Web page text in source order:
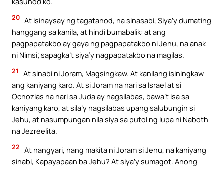
20 At isinaysay ng tagatanod, na sinasabi, Siya’y dumating
hanggang sa kanila, at hindi bumabalik: at ang
pagpapatakbo ay gaya ng pagpapatakbo ni Jehu, na anak
ni Nimsi; sapagka’t siya’y nagpapatakbo na magilas.
21
At sinabi ni Joram, Magsingkaw. At kanilang isiningkaw
ang kaniyang karo. At si Joram na hari sa Israel at si
Ochozias na hari sa Juda ay nagsilabas, bawa’t isa sa
kaniyang karo, at sila’y nagsilabas upang salubungin si
Jehu, at nasumpungan nila siya sa putol ng lupa ni Naboth
na Jezreelita.
22 At nangyari, nang makita ni Joram si Jehu, na kaniyang
sinabi, Kapayapaan ba Jehu? At siya’y sumagot. Anong